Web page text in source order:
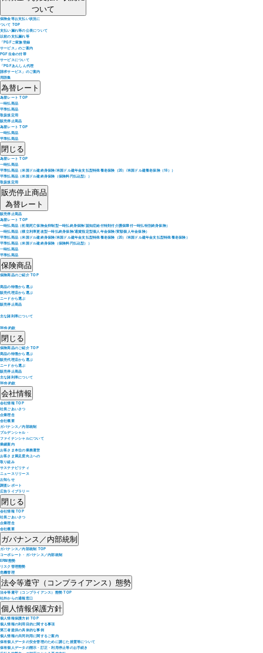
ついて
保険金等お支払い状況に
ついて TOP
支払い漏れ等の公表について
以前の支払漏れ等
「PGFご家族登録
サービス」のご案内
PGF生命の付帯
サービスについて
「PGFあんしん代理
請求サービス」のご案内
用語集
為替レート
為替レート TOP
一時払商品
平準払商品
取扱規定用
販売停止商品
為替レート TOP
一時払商品
平準払商品
閉じる
為替レート TOP
一時払商品
平準払商品（米国ドル建終身保険/米国ドル建年金支払型特殊養老保険（20）/米国ドル建養老保険（18））
平準払商品（米国ドル建終身保険（保険料円払込型））
取扱規定用
販売停止商品
為替レート
販売停止商品
為替レート TOP
一時払商品（初期死亡保険金抑制型一時払終身保険/認知症給付特則付介護保障付一時払特別終身保険）
一時払商品（積立利率更改型一時払終身保険/通貨指定型個人年金保険/変額個人年金保険）
平準払商品（米国ドル建終身保険/米国ドル建年金支払型特殊養老保険（20）/米国ドル建年金支払型特殊養老保険）
平準払商品（米国ドル建終身保険（保険料円払込型））
一時払商品
平準払商品
保険商品
保険商品のご紹介 TOP
商品の特徴から選ぶ
販売代理店から選ぶ
ニードから選ぶ
販売停止商品
主な諸利率について
Web約款
閉じる
保険商品のご紹介 TOP
商品の特徴から選ぶ
販売代理店から選ぶ
ニードから選ぶ
販売停止商品
主な諸利率について
Web約款
会社情報
会社情報 TOP
社長ごあいさつ
企業理念
会社概要
ガバナンス／内部統制
プルデンシャル・
ファイナンシャルについて
業績案内
お客さま本位の業務運営
お客さま満足度向上への
取り組み
サステナビリティ
ニュースリリース
お知らせ
調査レポート
広告ライブラリー
閉じる
会社情報 TOP
社長ごあいさつ
企業理念
会社概要
ガバナンス／内部統制
ガバナンス／内部統制 TOP
コーポレート・ガバナンス／内部統制
ERM態勢
リスク管理態勢
危機管理
法令等遵守（コンプライアンス）態勢
法令等遵守（コンプライアンス）態勢 TOP
社外からの通報窓口
個人情報保護方針
個人情報保護方針 TOP
個人情報の利用目的に関する事項
第三者提供の具体的な事例
個人情報の共同利用に関するご案内
保有個人データの安全管理のために講じた措置等について
保有個人データの開示・訂正・利用停止等のお手続き